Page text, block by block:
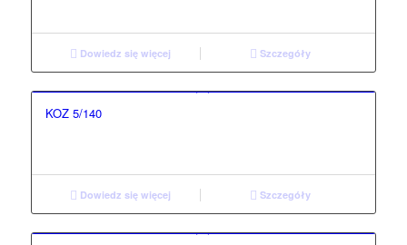
Dowiedz się więcej Szczegóły
KOZ 5/140
Dowiedz się więcej Szczegóły